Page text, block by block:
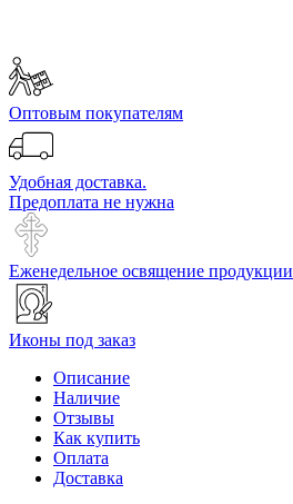
Оптовым покупателям
Удобная доставка.
Предоплата не нужна
Еженедельное освящение продукции
Иконы под заказ
Описание
Наличие
Отзывы
Как купить
Оплата
Доставка